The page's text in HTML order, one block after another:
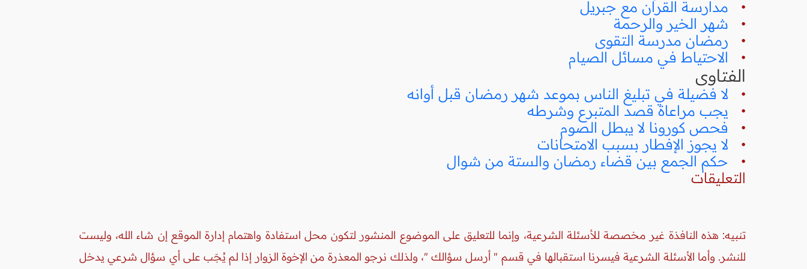
• مدارسة القرآن مع جبريل
• شهر الخير والرحمة
• رمضان مدرسة التقوى
• الاحتياط في مسائل الصيام
الفتاوى
• لا فضيلة في تبليغ الناس بموعد شهر رمضان قبل أوانه
• يجب مراعاة قصد المتبرع وشرطه
• فحص كورونا لا يبطل الصوم
• لا يجوز الإفطار بسبب الامتحانات
• حكم الجمع بين قضاء رمضان والستة من شوال
التعليقات
تنبيه: هذه النافذة غير مخصصة للأسئلة الشرعية، وإنما للتعليق على الموضوع المنشور لتكون محل استفادة واهتمام إدارة الموقع إن شاء الله، وليست
للنشر. وأما الأسئلة الشرعية فيسرنا استقبالها في قسم " أرسل سؤالك "، ولذلك نرجو المعذرة من الإخوة الزوار إذا لم يُجَب على أي سؤال شرعي يدخل